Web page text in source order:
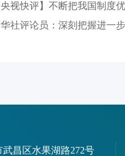
央视快评】不断把我国制度
社评论员：深刻把握进一
昌区水果湖路272号